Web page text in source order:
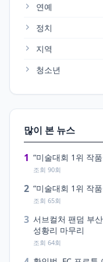
연예
정치
지역
청소년
많이 본 뉴스
1 “미술대회 1위 작
조회 90회
2 “미술대회 1위 작
조회 65회
3 서브컬처 팬덤 부
성황리 마무리
조회 64회